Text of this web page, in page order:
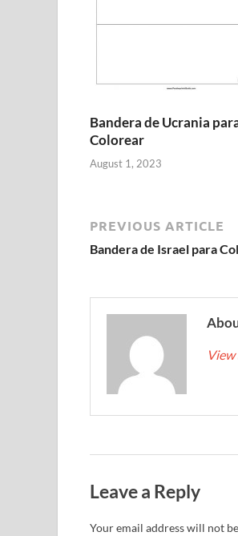
Bandera de Ucrania
Colorear
August 1, 2023
PREVIOUS ARTICLE
Bandera de Israel para
Leave a Reply
Your email address will not